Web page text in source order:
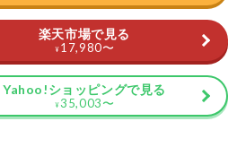
楽天市場で見る
¥ 17,980〜
Yahoo!ショッピングで見る
¥35,003〜